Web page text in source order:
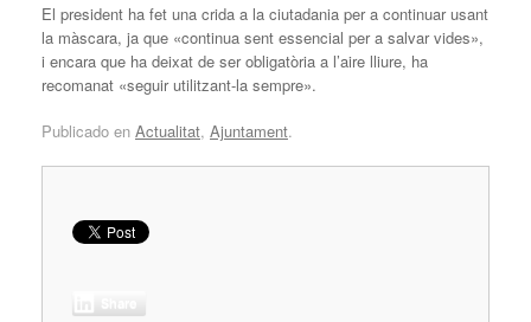
El president ha fet una crida a la ciutadania per a continuar usant
la màscara, ja que «continua sent essencial per a salvar vides»,
i encara que ha deixat de ser obligatòria a l’aire lliure, ha
recomanat «seguir utilitzant-la sempre».
Publicado en Actualitat, Ajuntament.